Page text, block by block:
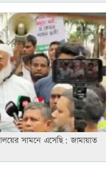
সামনে এসেছি: জামায়াত